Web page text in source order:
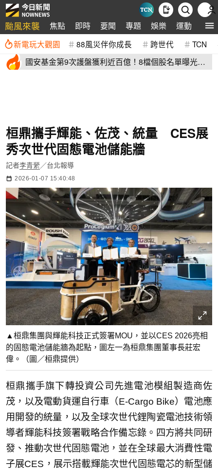
颱風來襲 焦點 即時 要聞 專題 娛樂 運動 全球
新電玩大觀園 88風災伴你成長 跨世代 TCN
國安基金第9次護盤獲利近百億！8檔個股名單曝光
桓鼎攜手輝能、佐茂、統量 CES展
秀次世代固態電池儲能牆
記者李青縈 ／台北報導
2026-01-07 15:40:48
▲桓鼎集團與輝能科技正式簽署MOU，並以CES 2026亮相
的固態電池儲能牆為起點，圖左一為桓鼎集團董事長莊宏
偉。（圖／桓鼎提供）
桓鼎攜手旗下轉投資公司先進電池模組製造商佐
茂，以及電動貨運自行車（E-Cargo Bike）電池應
用開發的統量，以及全球次世代鋰陶瓷電池技術領
導者輝能科技簽署戰略合作備忘錄。四方將共同研
發、推動次世代固態電池，並在全球最大消費性電
子展CES，展示搭載輝能次世代固態電芯的新型儲